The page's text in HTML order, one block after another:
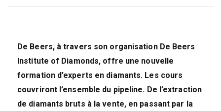
De Beers, à travers son organisation De Beers
Institute of Diamonds, offre une nouvelle
formation d’experts en diamants. Les cours
couvriront l’ensemble du pipeline. De l’extraction
de diamants bruts à la vente, en passant par la